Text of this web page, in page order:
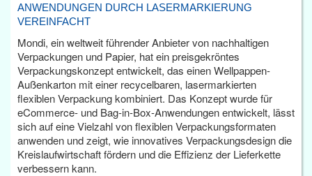
ANWENDUNGEN DURCH LASERMARKIERUNG
VEREINFACHT
Mondi, ein weltweit führender Anbieter von nachhaltigen
Verpackungen und Papier, hat ein preisgekröntes
Verpackungskonzept entwickelt, das einen Wellpappen-
Außenkarton mit einer recycelbaren, lasermarkierten
flexiblen Verpackung kombiniert. Das Konzept wurde für
eCommerce- und Bag-in-Box-Anwendungen entwickelt, lässt
sich auf eine Vielzahl von flexiblen Verpackungsformaten
anwenden und zeigt, wie innovatives Verpackungsdesign die
Kreislaufwirtschaft fördern und die Effizienz der Lieferkette
verbessern kann.